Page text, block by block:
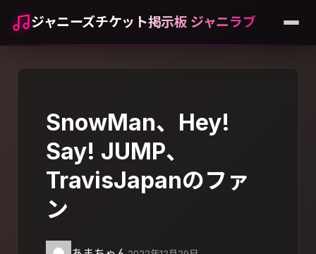
ジャニーズチケット掲示板 ジャニラブ
SnowMan、Hey!
Say! JUMP、
TravisJapanのファ
ン